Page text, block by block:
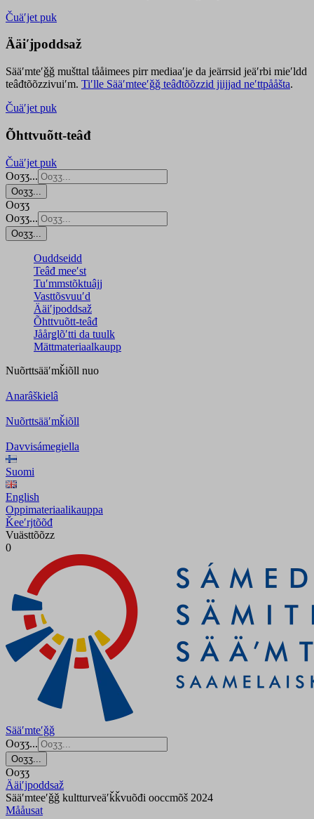
Čuäʹjet puk
Ääiʹjpoddsaž
Sääʹmteʹǧǧ mušttal tååimees pirr mediaaʹje da jeärrsid jeäʹrbi mieʹldd
teâđtõõzzivuiʹm. Tiʹlle Sääʹmteeʹǧǧ teâđtõõzzid jiijjad neʹttpååšta.
Čuäʹjet puk
Õhttvuõtt-teâđ
Čuäʹjet puk
Ooʒʒ...
Ooʒʒ...
Ooʒʒ
Ooʒʒ...
Ooʒʒ...
Ouddseidd
Teâđ meeʹst
Tuʹmmstõktuâjj
Vasttõsvuuʹd
Ääiʹjpoddsaž
Õhttvuõtt-teâđ
Jåårǥlõʹtti da tuulk
Mättmateriaalkaupp
Nuõrttsääʹmǩiõll nuo
Anarâškielâ
Nuõrttsääʹmǩiõll
Davvisámegiella
Suomi
English
Oppimateriaalikauppa
Ǩeeʹrjtõõđ
Vuästtõõzz
0
Sääʹmteʹǧǧ
Ooʒʒ...
Ooʒʒ...
Ooʒʒ
Ääiʹjpoddsaž
Sääʹmteeʹǧǧ kultturveäʹǩǩvuõđi ooccmõš 2024
Mååusat